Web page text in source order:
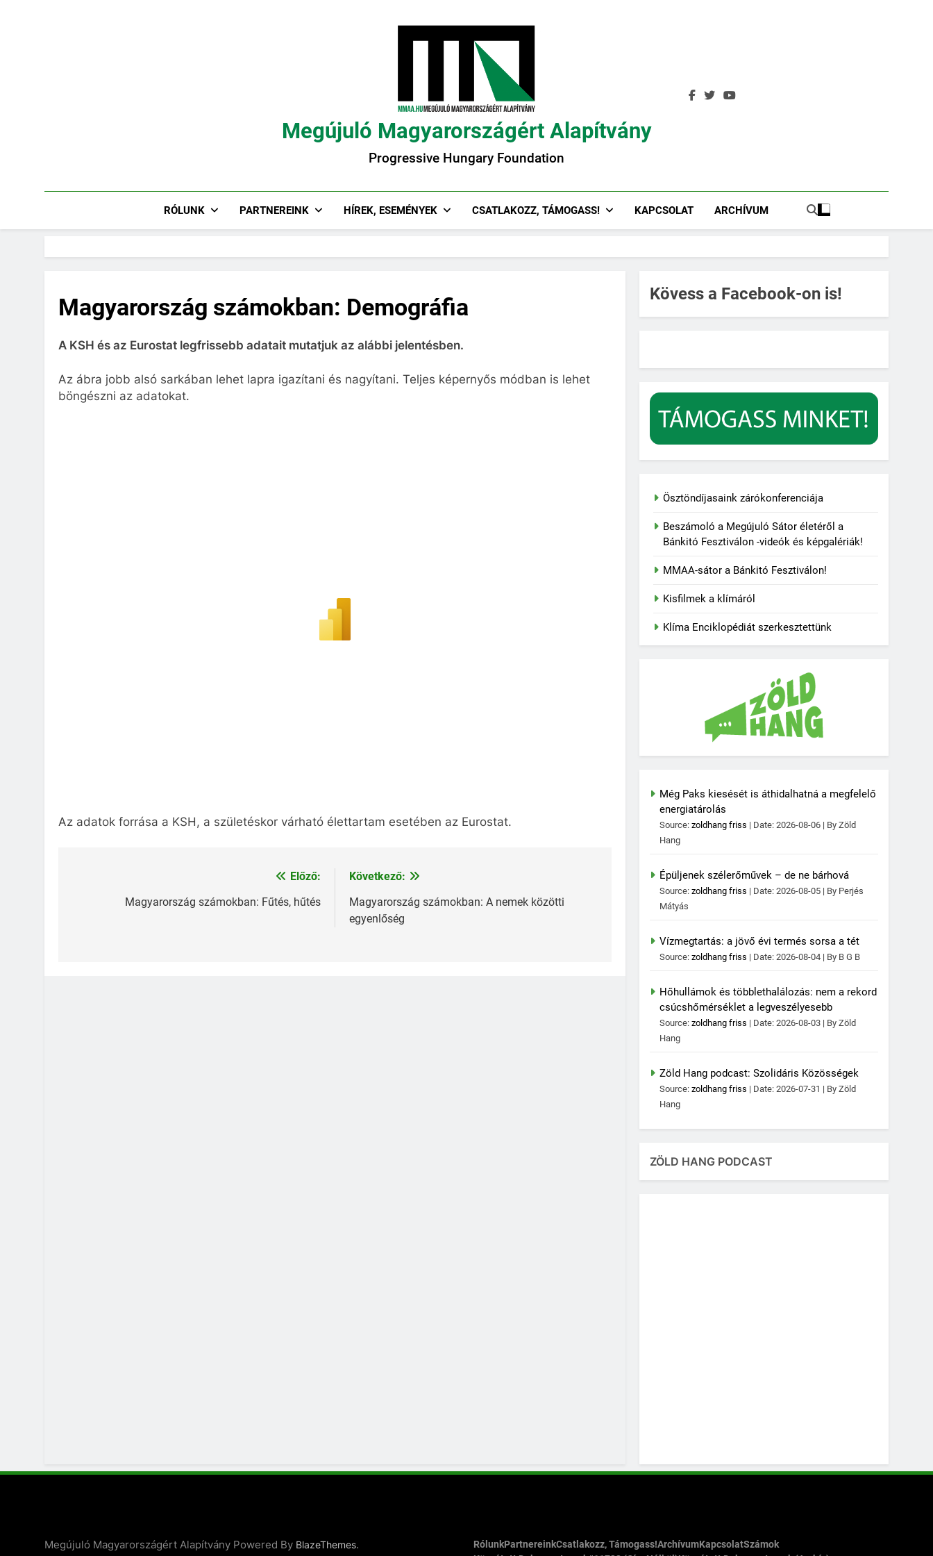
Megújuló Magyarországért Alapítvány
Progressive Hungary Foundation
RÓLUNK PARTNEREINK HÍREK, ESEMÉNYEK CSATLAKOZZ, TÁMOGASS! KAPCSOLAT ARCHÍVUM
Magyarország számokban: Demográfia
A KSH és az Eurostat legfrissebb adatait mutatjuk az alábbi jelentésben.
Az ábra jobb alsó sarkában lehet lapra igazítani és nagyítani. Teljes képernyős módban is lehet
böngészni az adatokat.
Az adatok forrása a KSH, a születéskor várható élettartam esetében az Eurostat.
navigáció
Előző:
Magyarország számokban: Fűtés, hűtés
Következő:
Magyarország számokban: A nemek közötti
egyenlőség
Kövess a Facebook-on is!
Ösztöndíjasaink zárókonferenciája
Beszámoló a Megújuló Sátor életéről a
Bánkitó Fesztiválon -videók és képgalériák!
MMAA-sátor a Bánkitó Fesztiválon!
Kisfilmek a klímáról
Klíma Enciklopédiát szerkesztettünk
Még Paks kiesését is áthidalhatná a megfelelő
energiatárolás
Source:zoldhang friss Date: 2026-08-06
By Zöld
Hang
Épüljenek szélerőművek – de ne bárhová
Source:zoldhang friss Date: 2026-08-05
By Perjés
Mátyás
Vízmegtartás: a jövő évi termés sorsa a tét
Source:zoldhang friss Date: 2026-08-04 By B G B
Hőhullámok és többlethalálozás: nem a rekord
csúcshőmérséklet a legveszélyesebb
Source:zoldhang friss Date: 2026-08-03
By Zöld
Hang
Zöld Hang podcast: Szolidáris Közösségek
Source:zoldhang friss Date: 2026-07-31
By Zöld
Hang
ZÖLD HANG PODCAST
Megújuló Magyarországért Alapítvány Powered By BlazeThemes. RólunkPartnereinkCsatlakozz, Támogass!ArchívumKapcsolatSzámok